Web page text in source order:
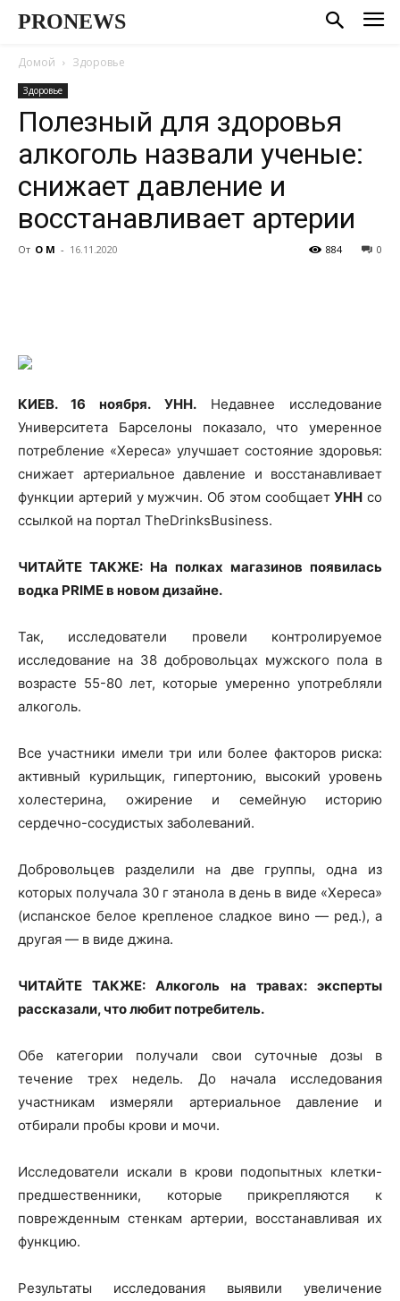
PRONEWS
Домой Здоровье
Здоровье
Полезный для здоровья
алкоголь назвали ученые:
снижает давление и
восстанавливает артерии
От О М - 16.11.2020 0
884
КИЕВ. 16 ноября. УНН.Недавнее исследование
Университета Барселоны показало, что умеренное
потребление «Хереса» улучшает состояние здоровья:
снижает артериальное давление и восстанавливает
функции артерий у мужчин. Об этом сообщаетУНН со
ссылкой на портал TheDrinksBusiness.
ЧИТАЙТЕ ТАКЖЕ: На полках магазинов появилась
водка PRIME в новом дизайне.
Так, исследователи провели контролируемое
исследование на 38 добровольцах мужского пола в
возрасте 55-80 лет, которые умеренно употребляли
алкоголь.
Все участники имели три или более факторов риска:
активный курильщик, гипертонию, высокий уровень
холестерина, ожирение и семейную историю
сердечно-сосудистых заболеваний.
Добровольцев разделили на две группы, одна из
которых получала 30 г этанола в день в виде «Хереса»
(испанское белое крепленое сладкое вино — ред.), а
другая — в виде джина.
ЧИТАЙТЕ ТАКЖЕ: Алкоголь на травах: эксперты
рассказали, что любит потребитель.
Обе категории получали свои суточные дозы в
течение трех недель. До начала исследования
участникам измеряли артериальное давление и
отбирали пробы крови и мочи.
Исследователи искали в крови подопытных клетки-
предшественники, которые прикрепляются к
поврежденным стенкам артерии, восстанавливая их
функцию.
Результаты исследования выявили увеличение